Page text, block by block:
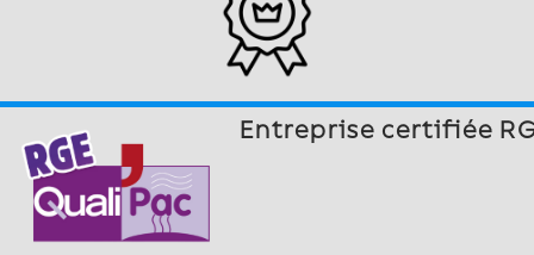
Entreprise certifiée